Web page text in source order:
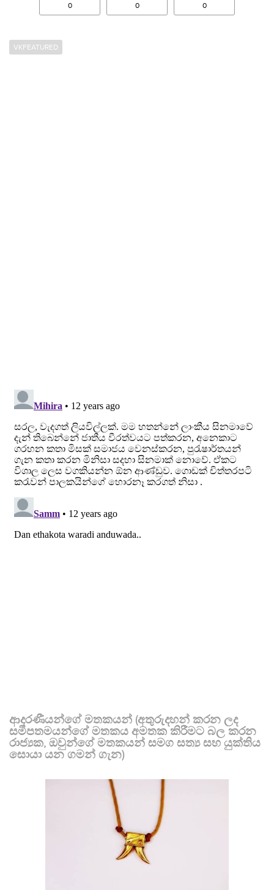
0 0 0
VKFEATURED
ආදරණීයන්ගේ මතකයන් (අතුරුදහන් කරන ලද
සමීපතමයන්ගේ මතකය අමතක කිරීමට බල කරන
රාජ්‍යක, ඔවුන්ගේ මතකයන් සමග සත්‍ය සහ යුක්තිය
සොයා යන ගමන් ගැන)